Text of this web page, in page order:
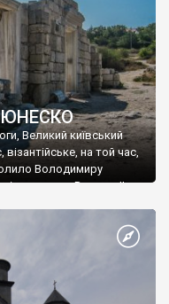
ЮНЕСКО
Великий київський
на той час,
Володимиру
імператору Василю ІІ, та
християнином.
Херсонесу Таврійського